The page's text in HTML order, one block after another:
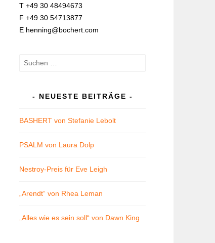
T +49 30 48494673
F +49 30 54713877
E henning@bochert.com
Suchen
NEUESTE BEITRÄGE
BASHERT von Stefanie Lebolt
PSALM von Laura Dolp
Nestroy-Preis für Eve Leigh
„Arendt“ von Rhea Leman
„Alles wie es sein soll“ von Dawn King